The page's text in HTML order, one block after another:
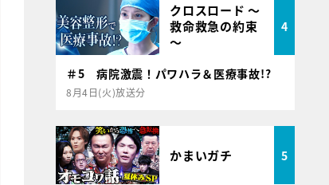
クロスロード ～
救命救急の約束
～
4
＃5 病院激震！パワハラ＆医療事故!?
8月4日(火)放送分
かまいガチ 5